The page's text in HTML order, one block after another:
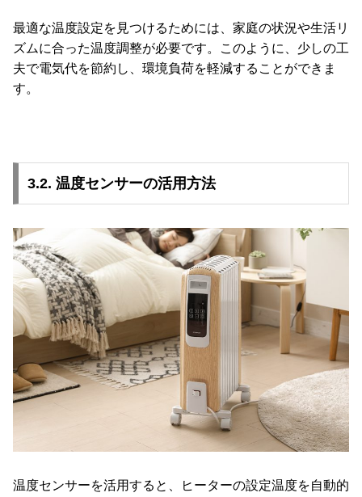
最適な温度設定を見つけるためには、家庭の状況や生活リ
ズムに合った温度調整が必要です。このように、少しの工
夫で電気代を節約し、環境負荷を軽減することができま
す。
3.2. 温度センサーの活用方法
温度センサーを活用すると、ヒーターの設定温度を自動的